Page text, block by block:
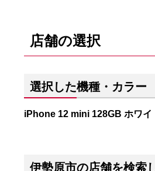
店舗の選択
選択した機種・カラー
iPhone 12 mini 128GB ホワイ
伊勢原市の店舗を検索